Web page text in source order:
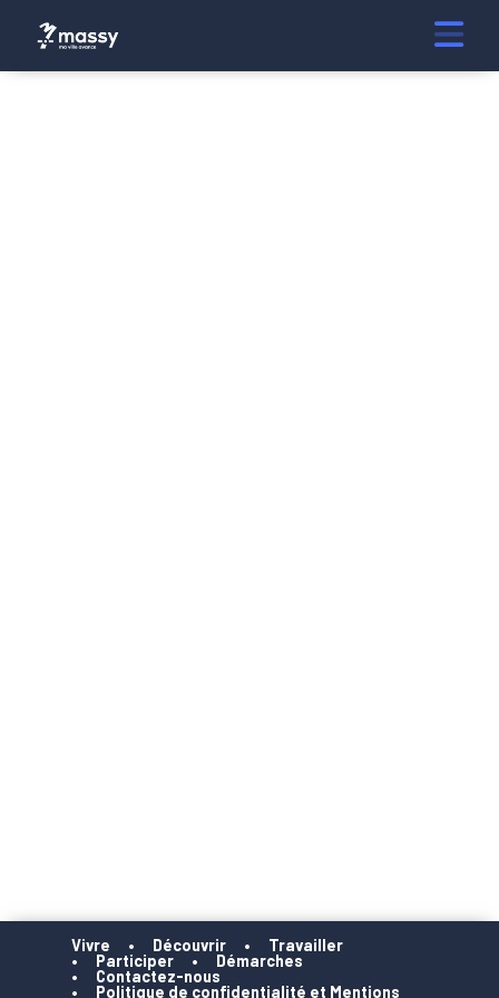
Vivre Découvrir
Travailler
Participer
Démarches
Contactez-nous
Politique de confidentialité et Mentions